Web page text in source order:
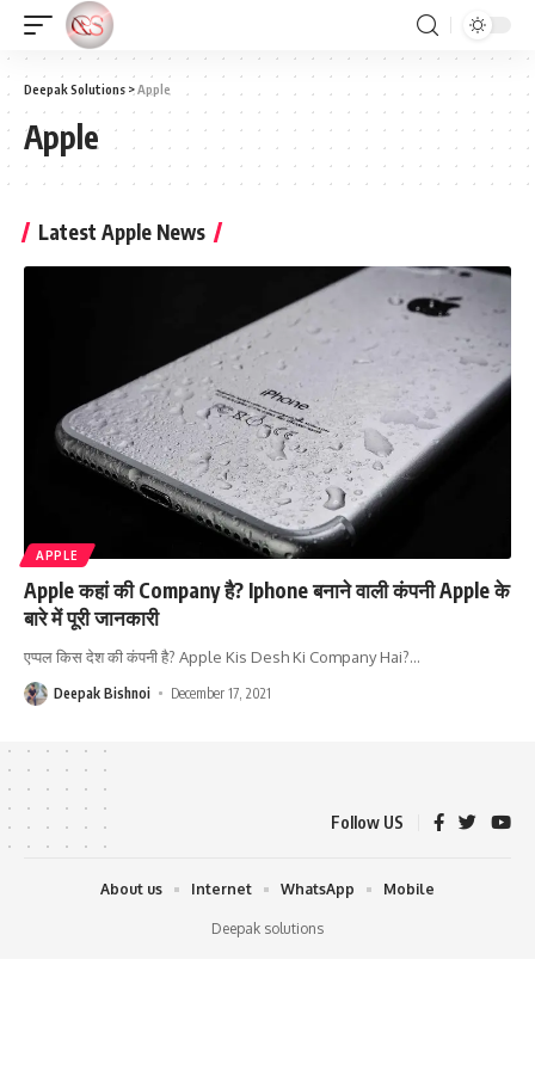
Deepak Solutions >Apple
Apple
Latest Apple News
APPLE
Apple कहां की Company है? Iphone बनाने वाली कंपनी Apple के
बारे में पूरी जानकारी
एप्पल किस देश की कंपनी है? Apple Kis Desh Ki Company Hai?…
Deepak Bishnoi December 17, 2021
Follow US
Deepak solutions
About us Internet WhatsApp Mobile